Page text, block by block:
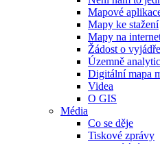
Mapové
Mapy ke stažení
Mapy na
Žádost o
Územně
Digitální mapa
Videa
O GIS
Média
Co se děje
Tiskové zprávy